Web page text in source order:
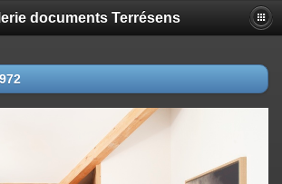
documents Terrésens